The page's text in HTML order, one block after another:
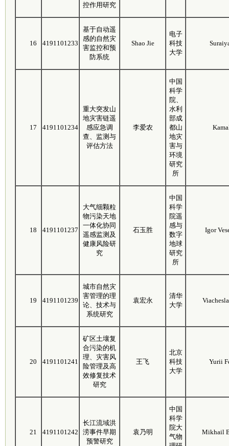
控作用研究
16 4191101233
基于自动遥
感的自然灾
害监控和预
防系统
Shao Jie
电子
科技
大学
17 4191101234
重大突发山
地灾害链遥
感应急调
查、监测与
评估方法
李爱农
中国
科学
院、
水利
部成
都山
地灾
害与
环境
研究
所
18 4191101237
大气细颗粒
物污染天地
一体化协同
遥感监测及
健康风险研
究
石玉胜
中国
科学
院遥
感与
数字
地球
研究
所
Igor
19 4191101239
城市自然灾
害管理的理
论、技术与
系统研究
袁宏永
清华
大学
20 4191101241
矿区土壤复
合污染的机
理、灾害风
险管理及高
效修复技术
研究
王飞
北京
科技
大学
Yurii
21 4191101242
长江流域洪
涝事件早期
预警研究
袁乃明
中国
科学
院大
气物
Mikhail